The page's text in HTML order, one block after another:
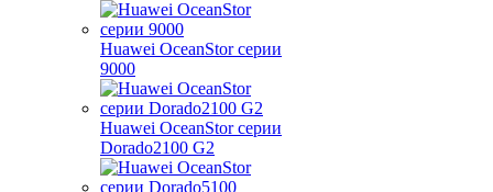
Huawei OceanStor серии
9000
Huawei OceanStor серии
Dorado2100 G2